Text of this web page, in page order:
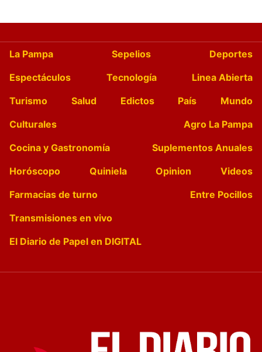
La Pampa Sepelios
Deportes
Espectáculos
Tecnología
Linea Abierta
Turismo
Salud Edictos País
Mundo
Culturales
Agro La Pampa
Cocina y Gastronomía
Suplementos Anuales
Horóscopo
Quiniela Opinion
Videos
Farmacias de turno
Entre Pocillos
Transmisiones en vivo
El Diario de Papel en DIGITAL